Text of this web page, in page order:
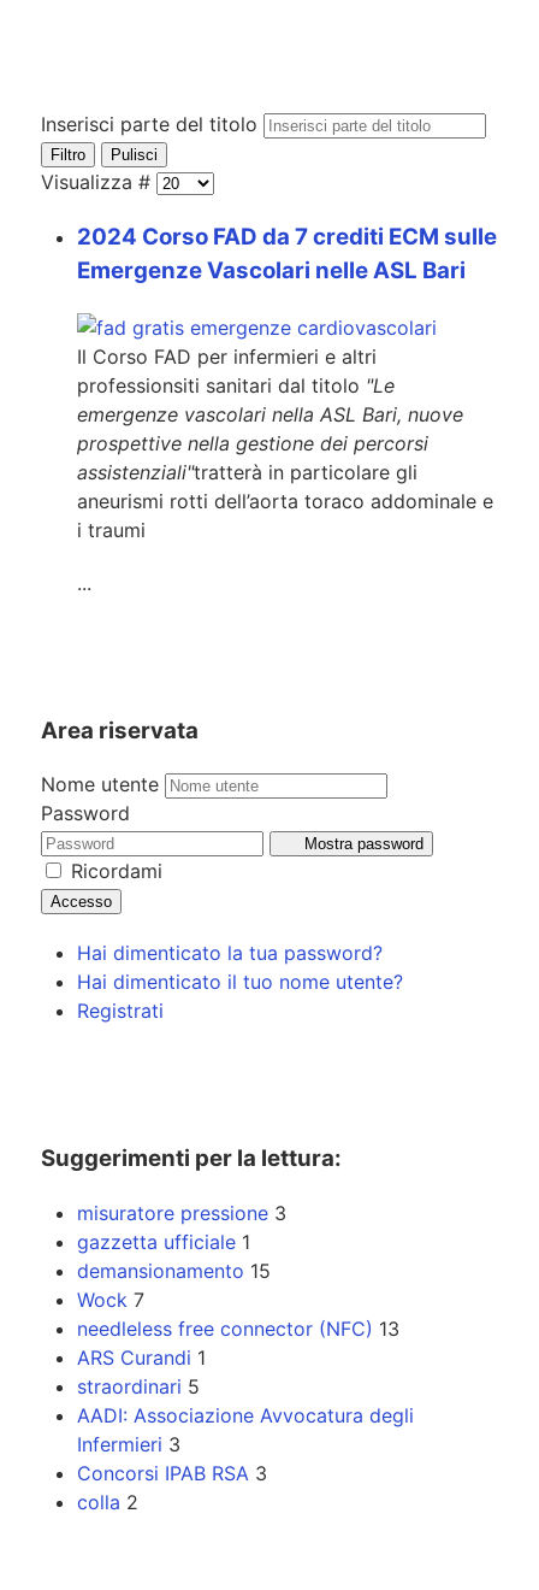
Inserisci parte del titolo
Filtro Pulisci
Visualizza #
2024 Corso FAD da 7 crediti ECM sulle
Emergenze Vascolari nelle ASL Bari
Il Corso FAD per infermieri e altri
professionsiti sanitari dal titolo "Le
emergenze vascolari nella ASL Bari, nuove
prospettive nella gestione dei percorsi
assistenziali"tratterà in particolare gli
aneurismi rotti dell’aorta toraco addominale e
i traumi
...
Area riservata
Nome utente
Password
Mostra password
Ricordami
Accesso
Hai dimenticato la tua password?
Hai dimenticato il tuo nome utente?
Registrati
Suggerimenti per la lettura:
misuratore pressione 3
gazzetta ufficiale 1
demansionamento 15
Wock 7
needleless free connector (NFC) 13
ARS Curandi 1
straordinari 5
AADI: Associazione Avvocatura degli
Infermieri 3
Concorsi IPAB RSA 3
colla 2